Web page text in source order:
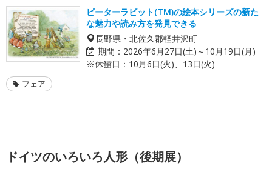
ピーターラビット(TM)の絵本シリーズの新た
な魅力や読み方を発見できる
長野県・北佐久郡軽井沢町
期間： 2026年6月27日(土)～10月19日(月)
※休館日：10月6日(火)、13日(火)
フェア
ドイツのいろいろ人形（後期展）